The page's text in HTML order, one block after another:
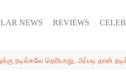
NEWS REVIEWS
நடிக்கவே தெரியாது, அப்படி தான்